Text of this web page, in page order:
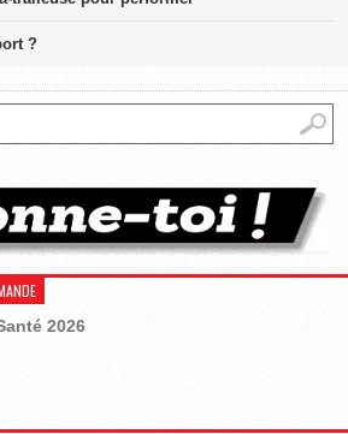
?
2026